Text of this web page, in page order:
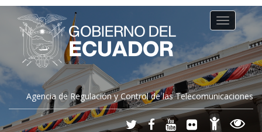
Agencia de Regulación y Control de las Telecomunicaciones
Toggle
navigation